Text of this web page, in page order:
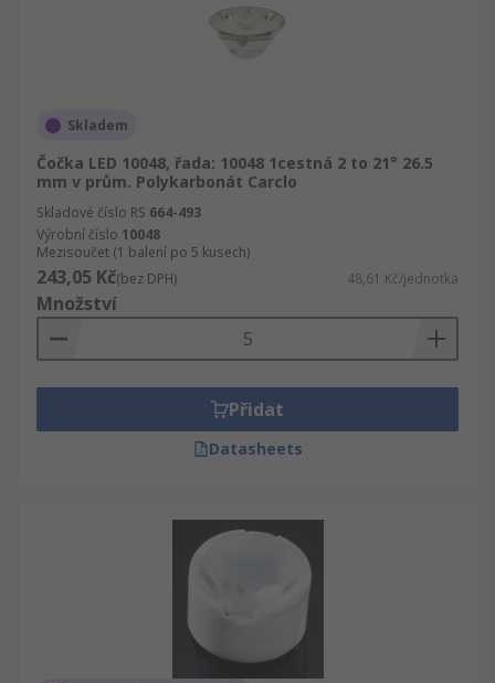
Skladem
Čočka LED 10048, řada: 10048 1cestná 2 to 21° 26.5
mm v prům. Polykarbonát Carclo
Skladové číslo RS 664-493
Výrobní číslo 10048
Mezisoučet (1 balení po 5 kusech)
243,05 Kč(bez DPH) 48,61 Kč/jednotka
Množství
Přidat
Datasheets